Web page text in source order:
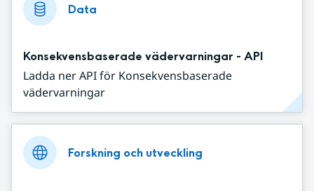
Data
Konsekvensbaserade vädervarningar - API
Ladda ner API för Konsekvensbaserade
vädervarningar
Forskning och utveckling